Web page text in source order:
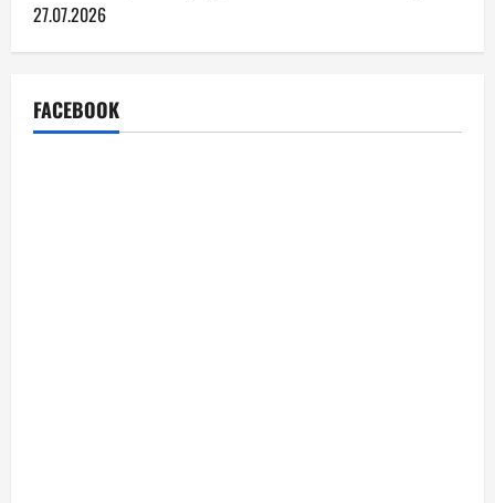
27.07.2026
FACEBOOK